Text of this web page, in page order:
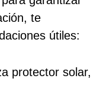
te
útiles:
protector solar,